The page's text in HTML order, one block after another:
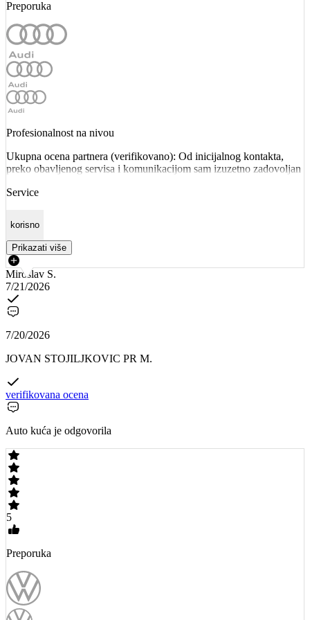
Preporuka
Profesionalnost na nivou
Ukupna ocena partnera (verifikovano): Od inicijalnog kontakta,
preko obavljenog servisa i komunikacijom sam izuzetno zadovoljan
Service
korisno
Prikazati više
Miroslav S.
7/21/2026
7/20/2026
JOVAN STOJILJKOVIC PR M.
verifikovana ocena
Auto kuća je odgovorila
5
Preporuka